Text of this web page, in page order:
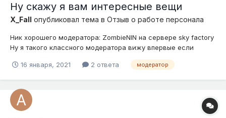
Ну скажу я вам интересные вещи
X_Fall опубликовал тема в Отзыв о работе персонала
Ник хорошего модератора: ZombieNIN на сервере sky factory
Ну я такого классного модератора вижу впервые если
разобраться со многими механизмами 2. Отзывчивый 3.
16 января, 2021 2 ответа модератор